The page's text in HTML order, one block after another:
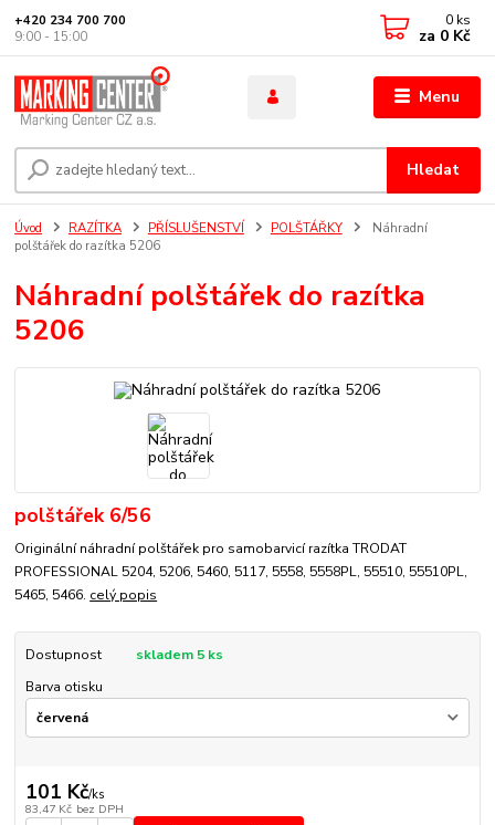
Menu
Hledat
+420 234 700 700
9:00 - 15:00
0 ks
za 0 Kč
Úvod RAZÍTKA PŘÍSLUŠENSTVÍ POLŠTÁŘKY
Náhradní
polštářek do razítka 5206
Náhradní polštářek do razítka
5206
polštářek 6/56
Originální náhradní polštářek pro samobarvicí razítka TRODAT
PROFESSIONAL 5204, 5206, 5460, 5117, 5558, 5558PL, 55510, 55510PL,
5465, 5466. celý popis
Dostupnost
skladem 5 ks
Barva otisku
101 Kč/ks
83,47 Kč bez DPH